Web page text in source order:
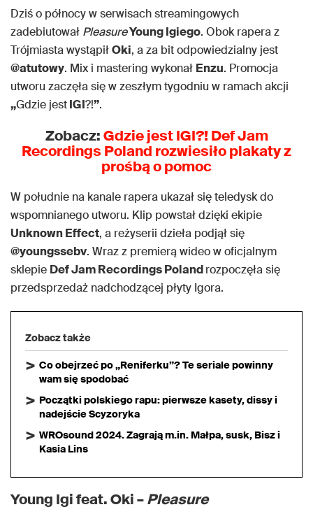
Dziś o północy w serwisach streamingowych
zadebiutował PleasureYoung Igiego. Obok rapera z
Trójmiasta wystąpiłOki, a za bit odpowiedzialny jest
@atutowy. Mix i mastering wykonał Enzu. Promocja
utworu zaczęła się w zeszłym tygodniu w ramach akcji
„Gdzie jestIGI?!”.
Zobacz:Gdzie jest IGI?! Def Jam
Recordings Poland rozwiesiło plakaty z
prośbą o pomoc
W południe na kanale rapera ukazał się teledysk do
wspomnianego utworu. Klip powstał dzięki ekipie
Unknown Effect, a reżyserii dzieła podjął się
@youngssebv. Wraz z premierą wideo w oficjalnym
sklepie Def Jam Recordings Polandrozpoczęła się
przedsprzedaż nadchodzącej płyty Igora.
Zobacz także
Co obejrzeć po „Reniferku”? Te seriale powinny
wam się spodobać
Początki polskiego rapu: pierwsze kasety, dissy i
nadejście Scyzoryka
WROsound 2024. Zagrają m.in. Małpa, susk, Bisz i
Kasia Lins
Young Igi feat. Oki –Pleasure